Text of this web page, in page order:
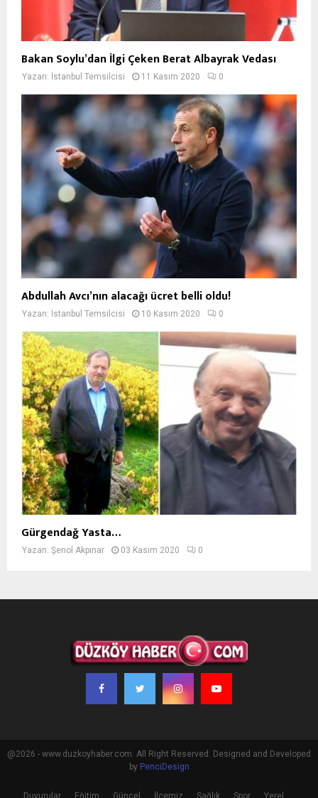
Bakan Soylu’dan İlgi Çeken Berat Albayrak Vedası
Yazan: İstanbul Temsilcisi 11 Kasım 2020 0
Abdullah Avcı’nın alacağı ücret belli oldu!
Yazan: İstanbul Temsilcisi 10 Kasım 2020 0
Gürgendağ Yasta…
Yazan: Şenol Akpınar 03 Kasım 2020 0
@2026 - www.duzkoyhaber.com. All Right Reserved. Designed and Developed
by PenciDesign
Duyurular Eğitim Güncel İlçemiz Sağlık Spor Yerel